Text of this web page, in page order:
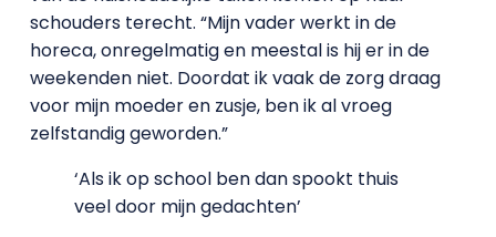
schouders terecht. “Mijn vader werkt in de
horeca, onregelmatig en meestal is hij er in de
weekenden niet. Doordat ik vaak de zorg draag
voor mijn moeder en zusje, ben ik al vroeg
zelfstandig geworden.”
‘Als ik op school ben dan spookt thuis
veel door mijn gedachten’